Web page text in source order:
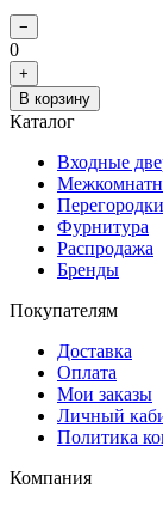
−
0
+
В корзину
Каталог
Входные
Перегородки
Фурнитура
Распродажа
Бренды
Покупателям
Доставка
Оплата
Мои заказы
Личный
Политика
Компания